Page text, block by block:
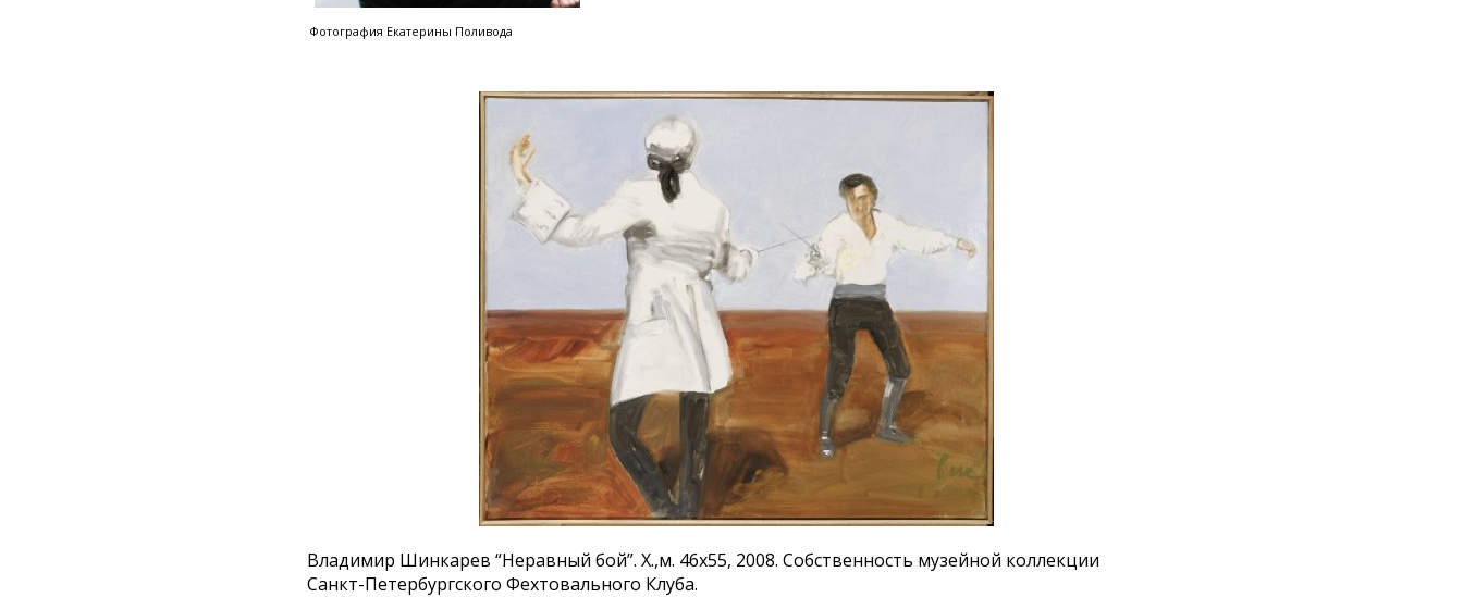
Фотография Екатерины Поливода
Владимир Шинкарев “Неравный бой”. Х.,м. 46х55, 2008. Собственность музейной коллекции
Санкт-Петербургского Фехтовального Клуба.